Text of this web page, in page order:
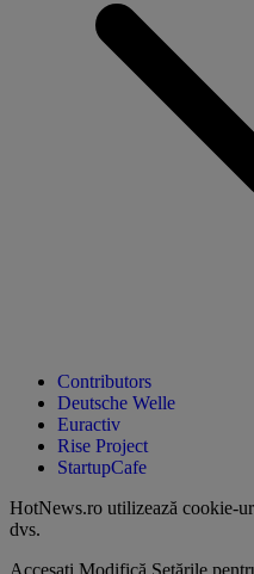
Contributors
Deutsche Welle
Euractiv
Rise Project
StartupCafe
HotNews.ro utilizează cookie-
dvs.
Accesați Modifică Setările